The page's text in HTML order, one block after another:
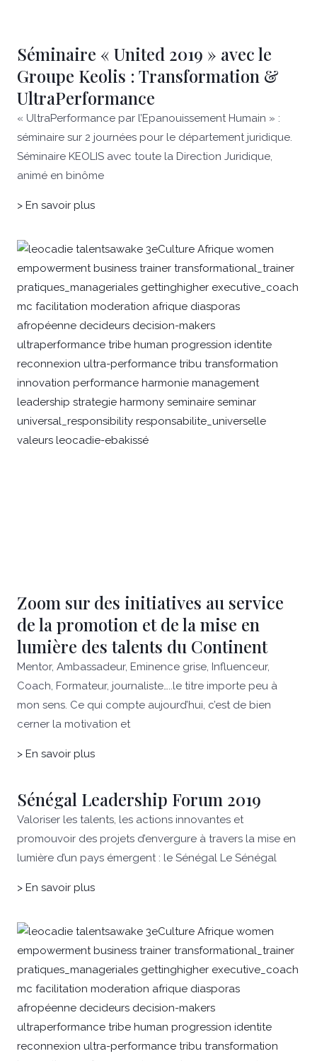
Séminaire « United 2019 » avec le
Groupe Keolis : Transformation &
UltraPerformance
« UltraPerformance par l’Epanouissement Humain » :
séminaire sur 2 journées pour le département juridique.
Séminaire KEOLIS avec toute la Direction Juridique,
animé en binôme
> En savoir plus
Zoom sur des initiatives au service
de la promotion et de la mise en
lumière des talents du Continent
Mentor, Ambassadeur, Eminence grise, Influenceur,
Coach, Formateur, journaliste…..le titre importe peu à
mon sens. Ce qui compte aujourd’hui, c’est de bien
cerner la motivation et
> En savoir plus
Sénégal Leadership Forum 2019
Valoriser les talents, les actions innovantes et
promouvoir des projets d’envergure à travers la mise en
lumière d’un pays émergent : le Sénégal Le Sénégal
> En savoir plus